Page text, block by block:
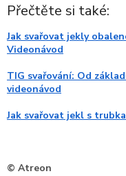
Přečtěte si také:
Jak svařovat jekly
Videonávod
TIG svařování: Od
videonávod
Jak svařovat jekl s
© Atreon